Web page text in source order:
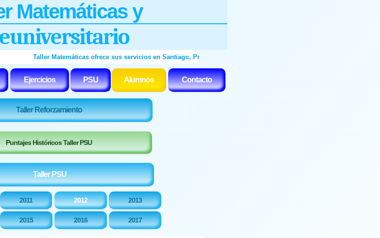
r Matemáticas y
universitario
Taller Matemáticas ofrece sus servicios en Santiago, Providencia, Ñuñoa, Las Condes, Vitacura, La Dehesa, Lo
Ejercicios PSU Alumnos Contacto
Taller Reforzamiento
Puntajes Históricos Taller PSU
Taller PSU
2011 2012 2013
2015 2016 2017